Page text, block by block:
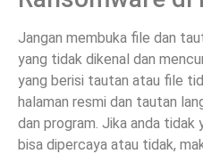
Jangan membuka file dan
yang tidak dikenal dan
yang berisi tautan atau file
halaman resmi dan tautan
dan program. Jika anda tidak
bisa dipercaya atau tidak,